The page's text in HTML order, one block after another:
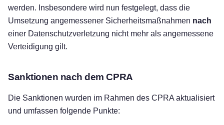
werden. Insbesondere wird nun festgelegt, dass die
Umsetzung angemessener Sicherheitsmaßnahmen nach
einer Datenschutzverletzung nicht mehr als angemessene
Verteidigung gilt.
Sanktionen nach dem CPRA
Die Sanktionen wurden im Rahmen des CPRA aktualisiert
und umfassen folgende Punkte: